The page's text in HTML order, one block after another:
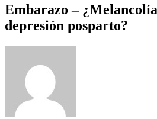
Embarazo –
depresión posparto?